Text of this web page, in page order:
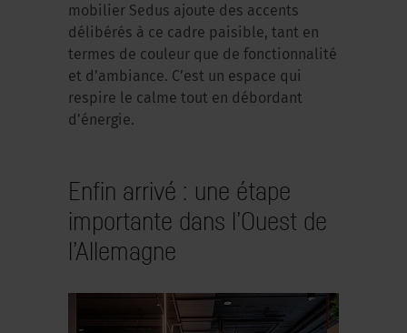
mobilier Sedus ajoute des accents
délibérés à ce cadre paisible, tant en
termes de couleur que de fonctionnalité
et d’ambiance. C’est un espace qui
respire le calme tout en débordant
d’énergie.
Enfin arrivé : une étape
importante dans l’Ouest de
l’Allemagne